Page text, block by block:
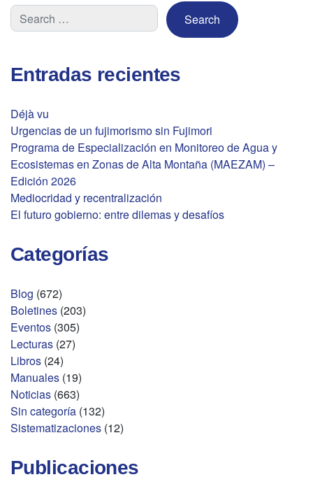
Entradas recientes
Déjà vu
Urgencias de un fujimorismo sin Fujimori
Programa de Especialización en Monitoreo de Agua y
Ecosistemas en Zonas de Alta Montaña (MAEZAM) –
Edición 2026
Mediocridad y recentralización
El futuro gobierno: entre dilemas y desafíos
Categorías
Blog (672)
Boletines (203)
Eventos (305)
Lecturas (27)
Libros (24)
Manuales (19)
Noticias (663)
Sin categoría (132)
Sistematizaciones (12)
Publicaciones